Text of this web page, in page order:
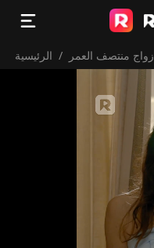
الرئيسية / زواج منتصف العمر